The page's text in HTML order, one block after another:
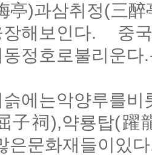
亭)과삼취정(三
장해보인다. 중
정호로불리운다
슭에는악양루를
子祠),약룡탑(躍
은문화재들이있